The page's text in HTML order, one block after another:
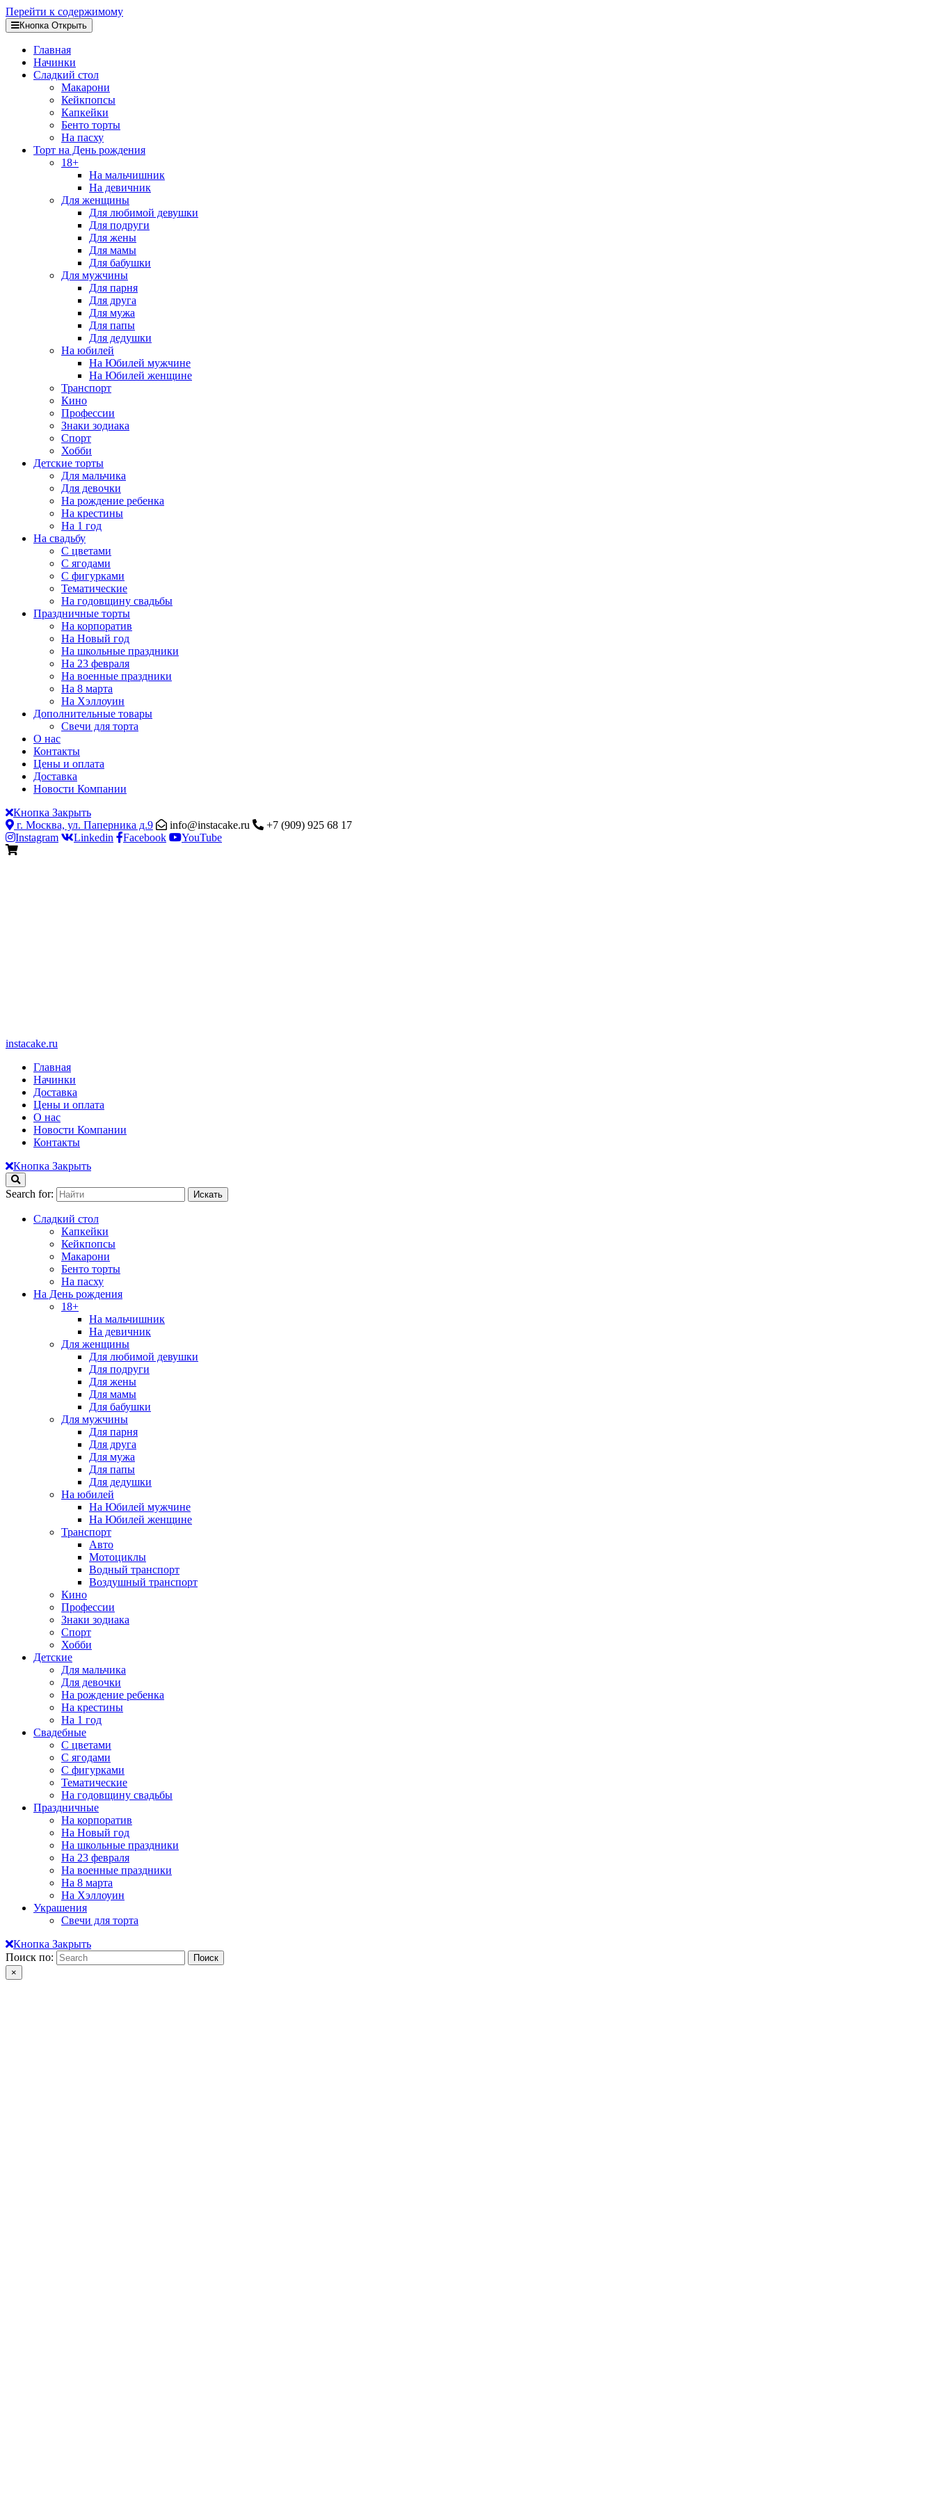
Перейти к содержимому
Кнопка Открыть
Главная
Начинки
Сладкий стол
Макарони
Кейкпопсы
Капкейки
Бенто торты
На пасху
Торт на День рождения
18+
На мальчишник
На девичник
Для женщины
Для любимой девушки
Для подруги
Для жены
Для мамы
Для бабушки
Для мужчины
Для парня
Для друга
Для мужа
Для папы
Для дедушки
На юбилей
На Юбилей мужчине
На Юбилей женщине
Транспорт
Кино
Профессии
Знаки зодиака
Спорт
Хобби
Детские торты
Для мальчика
Для девочки
На рождение ребенка
На крестины
На 1 год
На свадьбу
С цветами
С ягодами
С фигурками
Тематические
На годовщину свадьбы
Праздничные торты
На корпоратив
На Новый год
На школьные праздники
На 23 февраля
На военные праздники
На 8 марта
На Хэллоуин
Дополнительные товары
Свечи для торта
О нас
Контакты
Цены и оплата
Доставка
Новости Компании
Кнопка Закрыть
г. Москва, ул. Паперника д.9
info@instacake.ru
+7 (909) 925 68 17
Instagram
Linkedin Facebook YouTube
instacake.ru
Главная
Начинки
Доставка
Цены и оплата
О нас
Новости Компании
Контакты
Кнопка Закрыть
Search for:
Сладкий стол
Капкейки
Кейкпопсы
Макарони
Бенто торты
На пасху
На День рождения
18+
На мальчишник
На девичник
Для женщины
Для любимой девушки
Для подруги
Для жены
Для мамы
Для бабушки
Для мужчины
Для парня
Для друга
Для мужа
Для папы
Для дедушки
На юбилей
На Юбилей мужчине
На Юбилей женщине
Транспорт
Авто
Мотоциклы
Водный транспорт
Воздушный транспорт
Кино
Профессии
Знаки зодиака
Спорт
Хобби
Детские
Для мальчика
Для девочки
На рождение ребенка
На крестины
На 1 год
Свадебные
С цветами
С ягодами
С фигурками
Тематические
На годовщину свадьбы
Праздничные
На корпоратив
На Новый год
На школьные праздники
На 23 февраля
На военные праздники
На 8 марта
На Хэллоуин
Украшения
Свечи для торта
Кнопка Закрыть
Поиск по:
×